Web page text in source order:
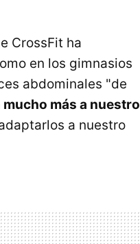
CrossFit ha
en los gimnasios
abdominales "de
más a nuestro
a nuestro